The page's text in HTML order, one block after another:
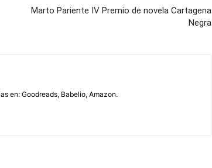
Marto Pariente IV Premio de novela Cartagena
Negra
en: Goodreads, Babelio, Amazon.